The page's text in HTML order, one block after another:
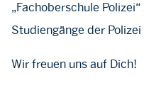
„Fachoberschule
Studiengänge der Polizei
Wir freuen uns auf Dich!